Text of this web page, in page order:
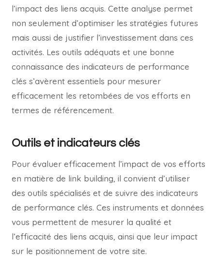
l’impact des liens acquis. Cette analyse permet
non seulement d’optimiser les stratégies futures
mais aussi de justifier l’investissement dans ces
activités. Les outils adéquats et une bonne
connaissance des indicateurs de performance
clés s’avèrent essentiels pour mesurer
efficacement les retombées de vos efforts en
termes de référencement.
Outils et indicateurs clés
Pour évaluer efficacement l’impact de vos efforts
en matière de link building, il convient d’utiliser
des outils spécialisés et de suivre des indicateurs
de performance clés. Ces instruments et données
vous permettent de mesurer la qualité et
l’efficacité des liens acquis, ainsi que leur impact
sur le positionnement de votre site.